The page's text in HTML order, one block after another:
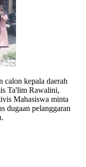
kepala daerah
Ta'lim Rawalini,
Mahasiswa minta
dugaan pelanggaran